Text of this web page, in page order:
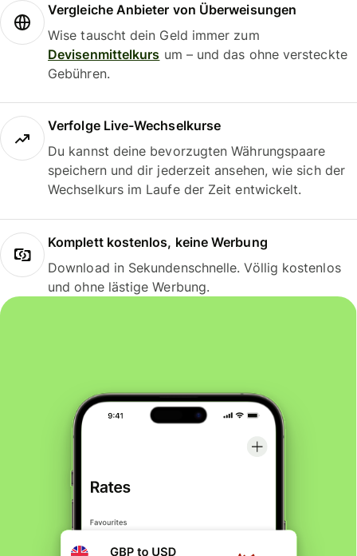
Vergleiche Anbieter von Überweisungen
Wise tauscht dein Geld immer zum
Devisenmittelkurs um – und das ohne versteckte
Gebühren.
Verfolge Live-Wechselkurse
Du kannst deine bevorzugten Währungspaare
speichern und dir jederzeit ansehen, wie sich der
Wechselkurs im Laufe der Zeit entwickelt.
Komplett kostenlos, keine Werbung
Download in Sekundenschnelle. Völlig kostenlos
und ohne lästige Werbung.